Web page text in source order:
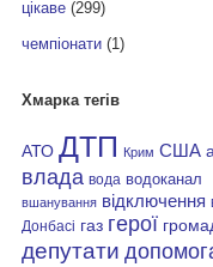
цікаве(299)
чемпіонати(1)
Хмарка тегів
АТО ДТП Крим США
влада вода водоканал
вшанування відключення
Донбасі газ герої
депутати